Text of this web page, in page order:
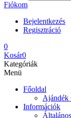
Fiókom
Bejelentkezés
Regisztráció
0
Kosár0
Kategóriák
Menü
Főoldal
Ajándék
Információk